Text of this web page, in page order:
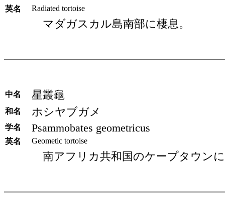
英名 Radiated tortoise
マダガスカル島南部に棲息。
中名 星叢龜
和名 ホシヤブガメ
学名 Psammobates geometricus
英名 Geometic tortoise
南アフリカ共和国のケープタウン